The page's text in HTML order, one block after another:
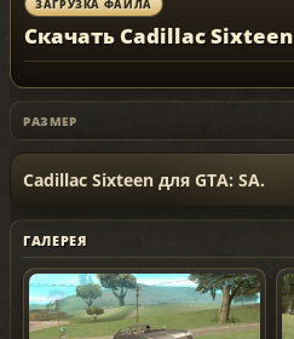
ЗАГРУЗКА ФАЙЛА
Скачать Cadillac Sixteen
РАЗМЕР
Cadillac Sixteen для GTA: SA.
ГАЛЕРЕЯ